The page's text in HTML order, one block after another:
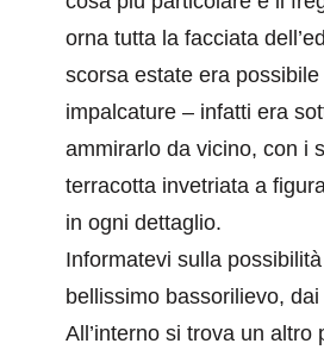
orna tutta la facciata
scorsa estate era
impalcature – infatti era
ammirarlo da vicino, con i
terracotta invetriata a
in ogni dettaglio.
Informatevi sulla
bellissimo bassorilievo,
All’interno si trova un altro